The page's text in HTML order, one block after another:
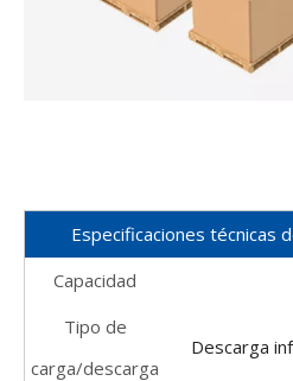
Especificaciones técnicas
Capacidad
Tipo de
carga/descarga
Descarga